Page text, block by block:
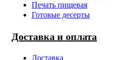
Печать пищевая
Готовые десерты
Доставка и оплата
Доставка